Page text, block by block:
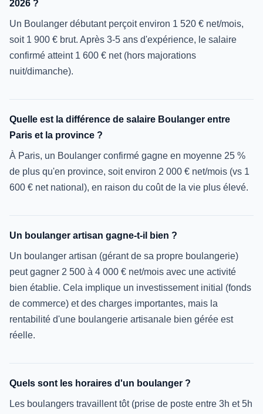
2026 ?
Un Boulanger débutant perçoit environ 1 520 € net/mois,
soit 1 900 € brut. Après 3-5 ans d'expérience, le salaire
confirmé atteint 1 600 € net (hors majorations
nuit/dimanche).
Quelle est la différence de salaire Boulanger entre
Paris et la province ?
À Paris, un Boulanger confirmé gagne en moyenne 25 %
de plus qu'en province, soit environ 2 000 € net/mois (vs 1
600 € net national), en raison du coût de la vie plus élevé.
Un boulanger artisan gagne-t-il bien ?
Un boulanger artisan (gérant de sa propre boulangerie)
peut gagner 2 500 à 4 000 € net/mois avec une activité
bien établie. Cela implique un investissement initial (fonds
de commerce) et des charges importantes, mais la
rentabilité d'une boulangerie artisanale bien gérée est
réelle.
Quels sont les horaires d'un boulanger ?
Les boulangers travaillent tôt (prise de poste entre 3h et 5h